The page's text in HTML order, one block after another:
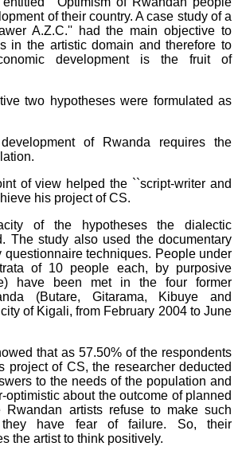
of their country. A case study of a
A.Z.C.'' had the main objective to
in the artistic domain and therefore to
development is the fruit of
two hypotheses were formulated as
of Rwanda requires the
of view helped the ``script-writer and
his project of CS.
of the hypotheses the dialectic
The study also used the documentary
questionnaire techniques. People under
of 10 people each, by purposive
have been met in the four former
(Butare, Gitarama, Kibuye and
of Kigali, from February 2004 to June
that as 57.50% of the respondents
project of CS, the researcher deducted
to the needs of the population and
optimistic about the outcome of planned
Rwandan artists refuse to make such
they have fear of failure. So, their
the artist to think positively.